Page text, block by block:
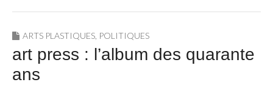
ARTS PLASTIQUES POLITIQUES
art press : l’album des quarante
ans